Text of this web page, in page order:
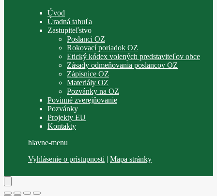
Úvod
Úradná tabuľa
Zastupiteľstvo
Poslanci OZ
Rokovací poriadok OZ
Etický kódex volených predstaviteľov obce
Zásady odmeňovania poslancov OZ
Zápisnice OZ
Materiály OZ
Pozvánky na OZ
Povinné zverejňovanie
Pozvánky
Projekty EU
Kontakty
hlavne-menu
Vyhlásenie o prístupnosti | Mapa stránky